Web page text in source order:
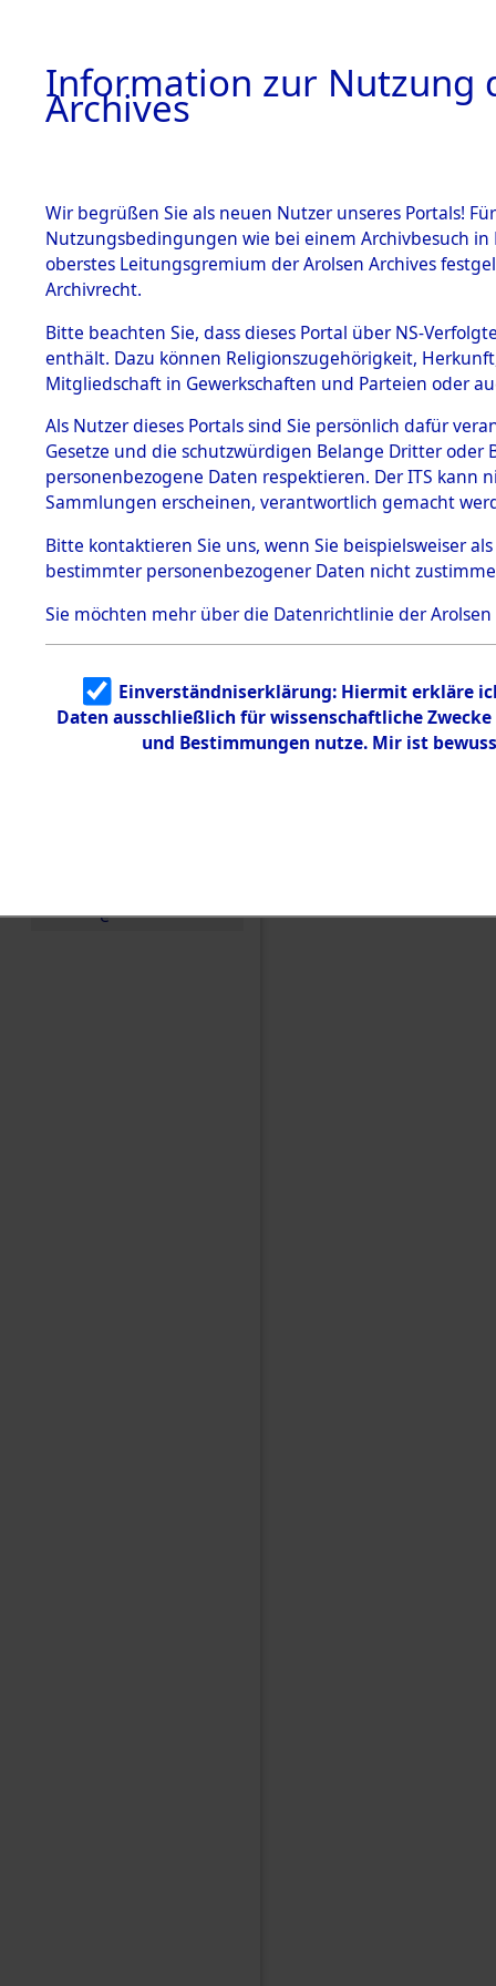
BESTÄNDE
1.
mente
5. Verschiedenes
5.3
Todesmärsche
5.3.1 Alliierte
Erhebungen
zu
Todesmärsch
en
5.3.2
Identifizierun
g
5.3.3
Todesmärsch
e
Information zur Nutzung
Archives
Wir begrüßen Sie als neuen Nutzer unseres Portals!
Nutzungsbedingungen wie bei einem Archivbesuch
oberstes Leitungsgremium der Arolsen Archives
Archivrecht.
Bitte beachten Sie, dass dieses Portal über NS-
enthält. Dazu können Religionszugehörigkeit,
Mitgliedschaft in Gewerkschaften und Parteien oder
Als Nutzer dieses Portals sind Sie persönlich dafür
Gesetze und die schutzwürdigen Belange Dritter
personenbezogene Daten respektieren. Der ITS
Sammlungen erscheinen, verantwortlich gemacht
Bitte kontaktieren Sie uns, wenn Sie beispielsweiser
bestimmter personenbezogener Daten nicht
Sie möchten mehr über die Datenrichtlinie der Arolsen
Einverständniserklärung: Hiermit erkläre
Daten ausschließlich für wissenschaftliche
und Bestimmungen nutze. Mir ist